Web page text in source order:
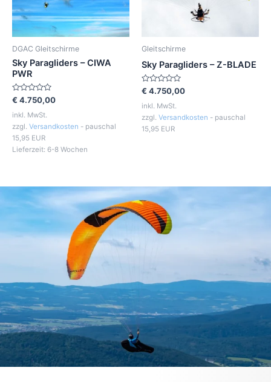
DGAC Gleitschirme
Sky Paragliders – CIWA
PWR
Bewertet
0
5
€ 4.750,00
inkl. MwSt.
zzgl. Versandkosten - pauschal
15,95 EUR
Lieferzeit: 6-8 Wochen
Gleitschirme
Sky Paragliders – Z-BLADE
Bewertet
0
5
€ 4.750,00
inkl. MwSt.
zzgl. Versandkosten - pauschal
15,95 EUR